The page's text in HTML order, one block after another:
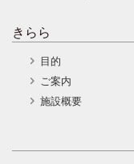
きらら
目的
ご案内
施設概要